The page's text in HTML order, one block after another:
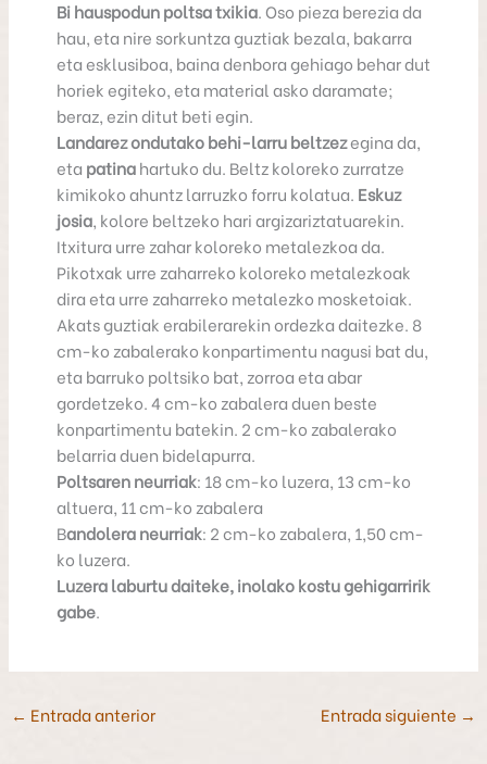
Bi hauspodun poltsa txikia. Oso pieza berezia da
hau, eta nire sorkuntza guztiak bezala, bakarra
eta esklusiboa, baina denbora gehiago behar dut
horiek egiteko, eta material asko daramate;
beraz, ezin ditut beti egin.
Landarez ondutako behi-larru beltzezegina da,
eta patinahartuko du. Beltz koloreko zurratze
kimikoko ahuntz larruzko forru kolatua. Eskuz
josia, kolore beltzeko hari argizariztatuarekin.
Itxitura urre zahar koloreko metalezkoa da.
Pikotxak urre zaharreko koloreko metalezkoak
dira eta urre zaharreko metalezko mosketoiak.
Akats guztiak erabilerarekin ordezka daitezke. 8
cm-ko zabalerako konpartimentu nagusi bat du,
eta barruko poltsiko bat, zorroa eta abar
gordetzeko. 4 cm-ko zabalera duen beste
konpartimentu batekin. 2 cm-ko zabalerako
belarria duen bidelapurra.
Poltsaren neurriak: 18 cm-ko luzera, 13 cm-ko
altuera, 11 cm-ko zabalera
Bandolera neurriak: 2 cm-ko zabalera, 1,50 cm-
ko luzera.
Luzera laburtu daiteke, inolako kostu gehigarririk
gabe.
← Entrada anterior Entrada siguiente →